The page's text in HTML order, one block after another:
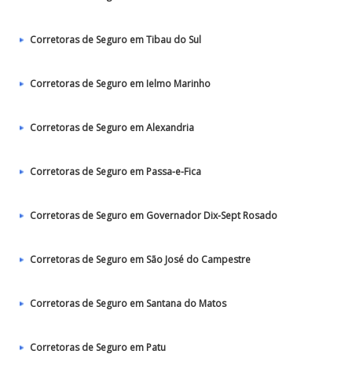
Corretoras de Seguro em Tibau do Sul
Corretoras de Seguro em Ielmo Marinho
Corretoras de Seguro em Alexandria
Corretoras de Seguro em Passa-e-Fica
Corretoras de Seguro em Governador Dix-Sept Rosado
Corretoras de Seguro em São José do Campestre
Corretoras de Seguro em Santana do Matos
Corretoras de Seguro em Patu